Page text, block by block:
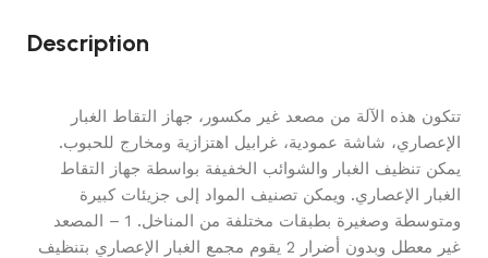
Description
تتكون هذه الآلة من مصعد غير مكسور، جهاز التقاط الغبار
الإعصاري، شاشة عمودية، غرابيل اهتزازية ومخارج للحبوب.
يمكن تنظيف الغبار والشوائب الخفيفة بواسطة جهاز التقاط
الغبار الإعصاري. ويمكن تصنيف المواد إلى جزيئات كبيرة
ومتوسطة وصغيرة بطبقات مختلفة من المناخل. 1 – المصعد
غير معطل وبدون أضرار 2 يقوم مجمع الغبار الإعصاري بتنظيف